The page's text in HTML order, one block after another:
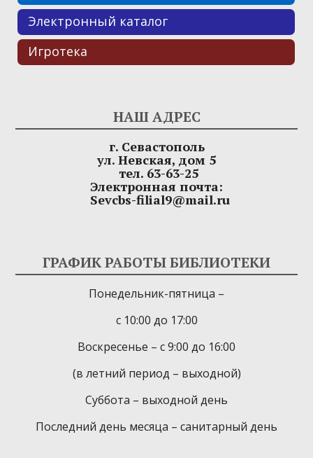
Электронный каталог
Игротека
НАШ АДРЕС
г. Севастополь
ул. Невская, дом 5
тел. 63-63-25
Электронная почта:
Sevcbs-filial9@mail.ru
ГРАФИК РАБОТЫ БИБЛИОТЕКИ
Понедельник-пятница –
с 10:00 до 17:00
Воскресенье – с 9:00 до 16:00
(в летний период – выходной)
Суббота – выходной день
Последний день месяца – санитарный день